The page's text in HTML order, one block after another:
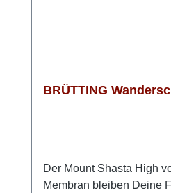
BRÜTTING
Der Mount Shasta High
Membran bleiben Deine